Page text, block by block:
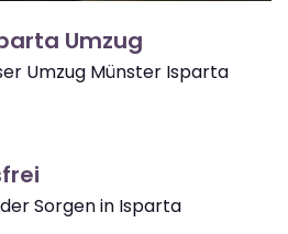
Umzug
Umzug Münster Isparta
Sorgen in Isparta